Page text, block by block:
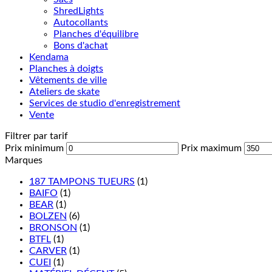
ShredLights
Autocollants
Planches d'équilibre
Bons d'achat
Kendama
Planches à doigts
Vêtements de ville
Ateliers de skate
Services de studio d'enregistrement
Vente
Filtrer par tarif
Prix minimum
Prix maximum
Marques
187 TAMPONS TUEURS (1)
BAIFO (1)
BEAR (1)
BOLZEN (6)
BRONSON (1)
BTFL (1)
CARVER (1)
CUEI (1)